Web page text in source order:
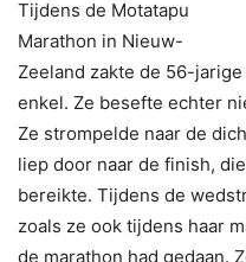
Tijdens de Motatapu
Marathon in Nieuw-
Zeeland zakte de 56-
enkel. Ze besefte echter
Ze strompelde naar de
liep door naar de finish,
bereikte. Tijdens de
zoals ze ook tijdens haar
de marathon had gedaan.